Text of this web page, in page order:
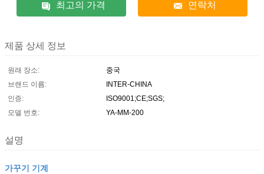
최고의 가격 연락처
제품 상세 정보
원래 장소:
중국
브랜드 이름:
INTER-CHINA
인증:
ISO9001;CE;SGS;
모델 번호:
YA-MM-200
설명
가꾸기 기계